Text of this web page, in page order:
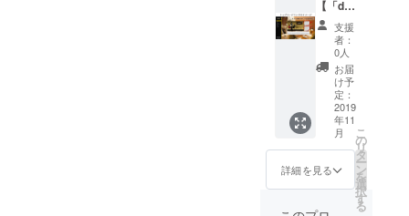
考欄に
『お名
前 or
ニック
ネー
ム』を
ご記入
くださ
い。ご
記入さ
れない
方はID
されま
お名前
や言葉
で、支
援のお
気持ち
をア
ピール
してく
ださ
い！
きっ
と、こ
の問題
組む誰
１店舗
につい
て、
deposi
の新規
登録・
情報更
新を優
先的に
対応い
たしま
す。 ※
注意事
像に記
す。 ①
お礼の
メール
②お名
前掲載
（2ブ
ロック
目） ③
応援
メッ
セージ
80文字
（2ブ
目） ④
【「dep
osi公式
サイト
内 ご
支援者
限定特
設ペー
ジ」へ
のご参
加】で
す。ご
支援金
はサー
軌道に
支援
者：
0人
お届
け予
定：
2019
年11
月
詳細を見る
こ
の
リ
タ
ー
ン
を
選
択
す
る